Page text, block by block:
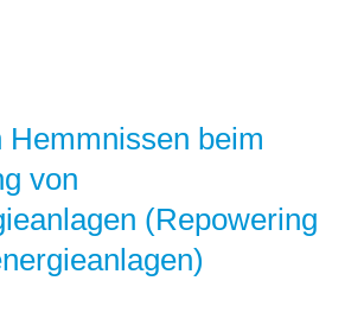
Hemmnissen beim
von
(Repowering